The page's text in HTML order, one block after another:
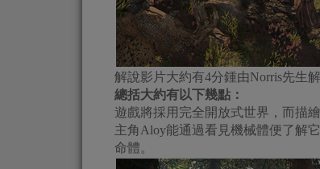
解說影片大約有4分鍾由Norris先生
總括大約有以下幾點：
遊戲將採用完全開放式世界，而描
主角Aloy能通過看見機械體便了解
命體。